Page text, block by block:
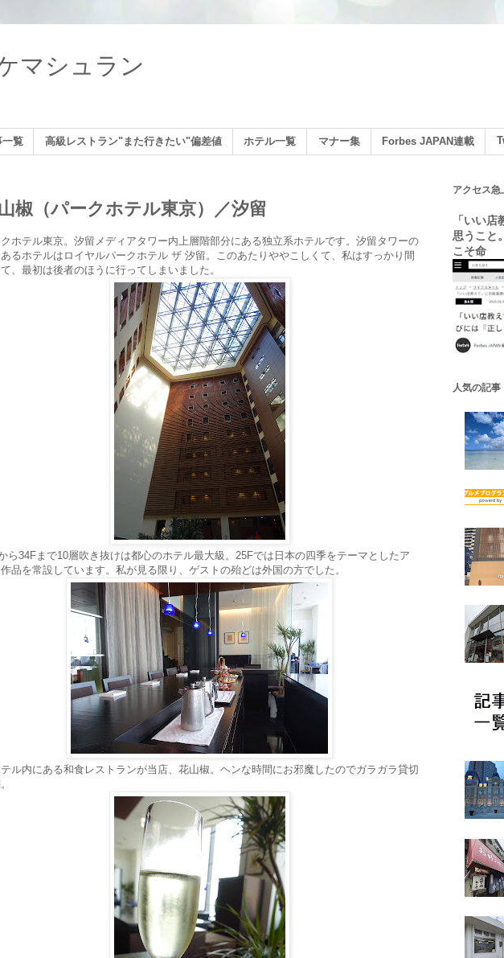
マシュラン
一覧 高級レストラン"また行きたい"偏差値 ホテル一覧 マナー集 Forbes JAPAN連載
椒（パークホテル東京）／汐留
ホテル東京。汐留メディアタワー内上層階部分にある独立系ホテルです。汐留タワーの
あるホテルはロイヤルパークホテル ザ 汐留。このあたりややこしくて、私はすっかり間
、最初は後者のほうに行ってしまいました。
ら34Fまで10層吹き抜けは都心のホテル最大級。25Fでは日本の四季をテーマとしたア
品を常設しています。私が見る限り、ゲストの殆どは外国の方でした。
ル内にある和食レストランが当店、花山椒。ヘンな時間にお邪魔したのでガラガラ貸切
アクセス急
「いい
思うこと
こそ命
人気の記事